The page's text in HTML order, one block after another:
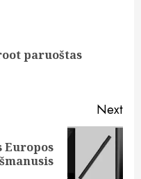
paruoštas
Next
Europos